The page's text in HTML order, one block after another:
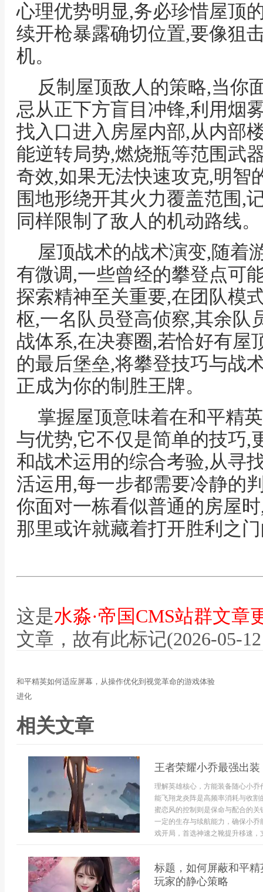
心理优势明显,务必珍惜屋顶
续开枪暴露确切位置,要像狙
机。
反制屋顶敌人的策略,当你
忌从正下方盲目冲锋,利用烟
找入口进入房屋内部,从内部
能逆转局势,燃烧瓶等范围武
奇效,如果无法快速攻克,明智
围地形绕开其火力覆盖范围,
同样限制了敌人的机动路线。
屋顶战术的战术演变,随着
有微调,一些曾经的攀登点可
探索精神至关重要,在团队模
枢,一名队员登高侦察,其余队
战体系,在决赛圈,若恰好有屋
的最后堡垒,将攀登技巧与战
正成为你的制胜王牌。
掌握屋顶意味着在和平精
与优势,它不仅是简单的技巧,
和战术运用的综合考验,从寻
活运用,每一步都需要冷静的
你面对一栋看似普通的房屋
那里或许就藏着打开胜利之
这是水淼·帝国CMS站群文章
文章，故有此标记(2026-05-
和平精英如何适应屏幕，从操作优化到视觉革命的游戏体验
进化
相关文章
王者荣耀小乔最强出
理解英雄核心，方能装备随心小
能飞翔龙炎阵是高频率消耗与收
蜜恋风的控制则是保命与配合的
一定的生存与续航能力，确保小
戏开局，首选神速之靴提升移速，
标题，如何屏蔽和平
玩家的静心策略